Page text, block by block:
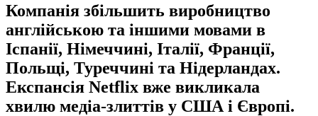
Компанія збільшить виробництво
англійською та іншими мовами в
Іспанії, Німеччині, Італії, Франції,
Польщі, Туреччині та Нідерландах.
Експансія Netflix вже викликала
хвилю медіа-злиттів у США і Європі.